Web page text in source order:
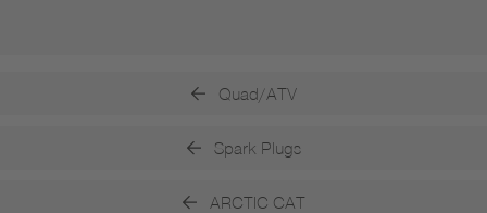
Quad/ATV
Spark Plugs
ARCTIC CAT